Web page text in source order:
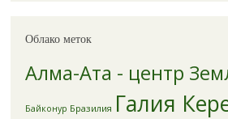
Облако меток
Алма-Ата - центр
Байконур Бразилия Галия